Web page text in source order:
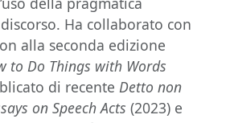
Ha collaborato con
alla seconda edizione
to Do Things with Words
di recente Detto non
on Speech Acts (2023) e